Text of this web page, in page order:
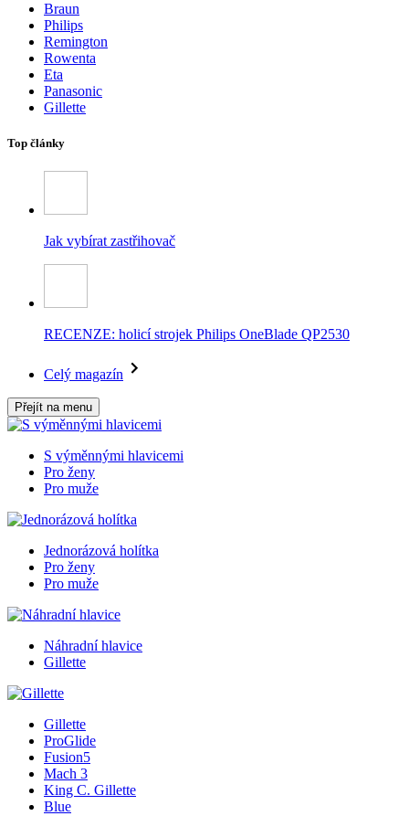
Braun
Philips
Remington
Rowenta
Eta
Panasonic
Gillette
Top články
Jak vybírat zastřihovač
RECENZE: holicí strojek Philips OneBlade QP2530
Celý magazín
Přejít na menu
S výměnnými hlavicemi
Pro ženy
Pro muže
Jednorázová holítka
Pro ženy
Pro muže
Náhradní hlavice
Gillette
Gillette
ProGlide
Fusion5
Mach 3
King C. Gillette
Blue